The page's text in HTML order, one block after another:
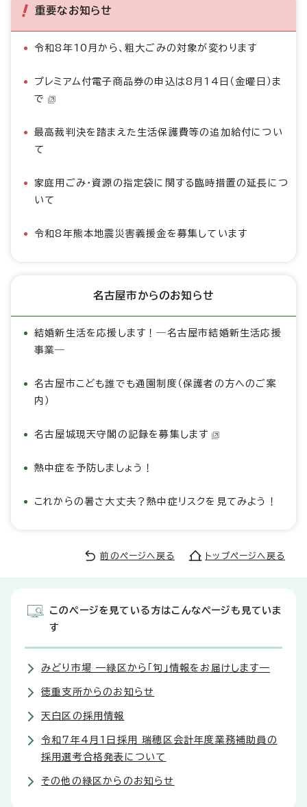
重要なお知らせ
令和8年10月から、粗大ごみの対象が変わります
プレミアム付電子商品券の申込は8月14日（金曜日）ま
で
最高裁判決を踏まえた生活保護費等の追加給付につい
て
家庭用ごみ・資源の指定袋に関する臨時措置の延長につ
いて
令和8年熊本地震災害義援金を募集しています
名古屋市からのお知らせ
結婚新生活を応援します！―名古屋市結婚新生活応援
事業―
名古屋市こども誰でも通園制度（保護者の方へのご案
内）
名古屋城現天守閣の記録を募集します
熱中症を予防しましょう！
これからの暑さ大丈夫？熱中症リスクを見てみよう！
前のページへ戻る トップページへ戻る
このページを見ている方はこんなページも見ていま
す
みどり市場 —緑区から「旬」情報をお届けします—
徳重支所からのお知らせ
天白区の採用情報
令和7年4月1日採用 瑞穂区会計年度業務補助員の
採用選考合格発表について
その他の緑区からのお知らせ